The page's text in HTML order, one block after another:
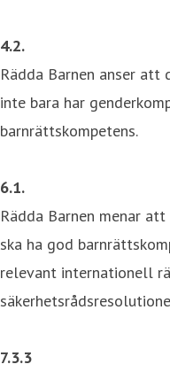
4.2.
Rädda Barnen anser
inte bara har
barnrättskompetens.
6.1.
Rädda Barnen menar
ska ha god
relevant internationell
7.3.3